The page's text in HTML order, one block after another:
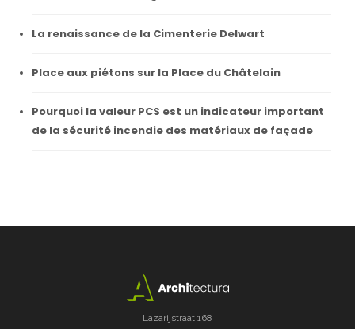
La renaissance de la Cimenterie Delwart
Place aux piétons sur la Place du Châtelain
Pourquoi la valeur PCS est un indicateur important
de la sécurité incendie des matériaux de façade
Lazarijstraat 168